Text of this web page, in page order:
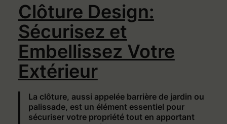
Clôture Design:
Sécurisez et
Embellissez Votre
Extérieur
La clôture, aussi appelée barrière de jardin ou
palissade, est un élément essentiel pour
sécuriser votre propriété tout en apportant